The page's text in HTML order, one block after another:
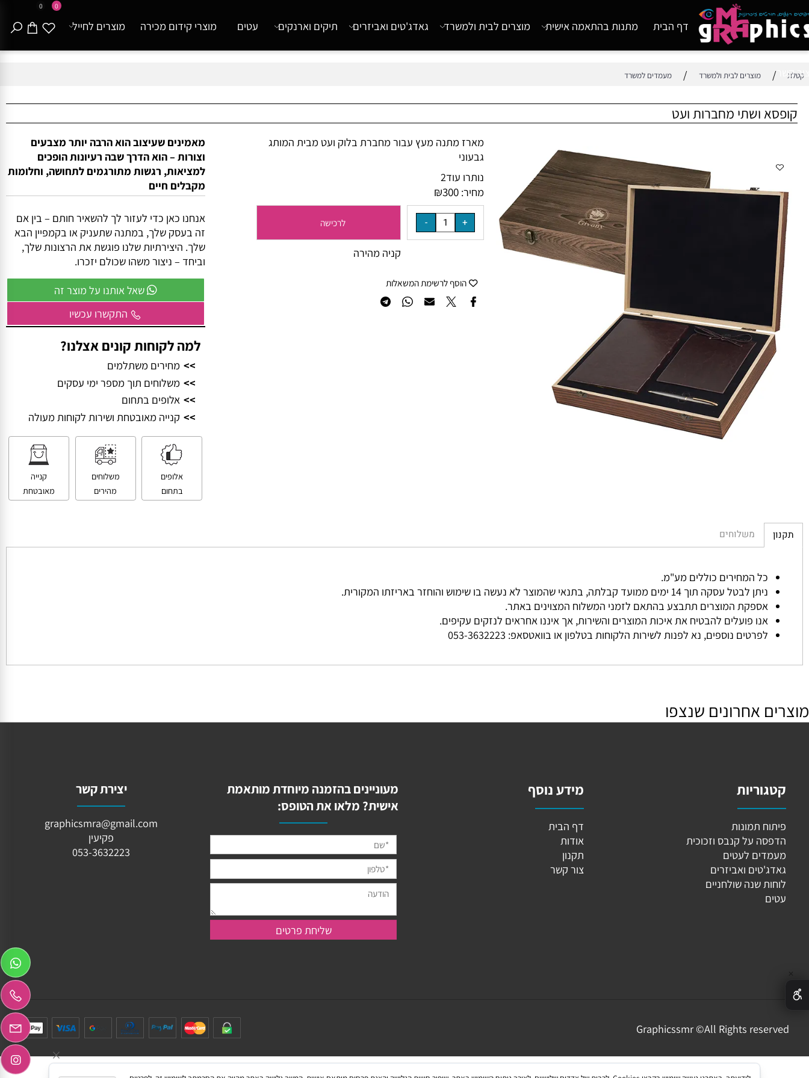
0 0
דף הבית מתנות בהתאמה אישית מוצרים לבית ולמשרד גאדג'טים ואביזרים תיקים וארנקים עטים מוצרי קידום מכירה מוצרים לחייל
מוצרים לבית ולמשרד / מעמדים למשרד
ושתי מחברות ועט
מארז מתנה מעץ עבור מחברת בלוק ועט מבית המותג
גבעוני
נותרו עוד 2
מחיר: ₪300
קניה מהירה
הוסף לרשימת המשאלות
מאמינים שעיצוב הוא הרבה יותר מצבעים
וצורות – הוא הדרך שבה רעיונות הופכים
למציאות, רגשות מתורגמים לתחושה, וחלומות
מקבלים חיים
אנחנו כאן כדי לעזור לך להשאיר חותם – בין אם
זה בעסק שלך, במתנה שתעניק או בקמפיין הבא
שלך. היצירתיות שלנו פוגשת את הרצונות שלך,
שאל אותנו על מוצר זה
התקשרו עכשיו
למה לקוחות קונים אצלנו?
>> מחירים משתלמים
>> משלוחים תוך מספר ימי עסקים
>> אלופים בתחום
>> קנייה מאובטחת ושירות לקוחות מעולה
אלופים
משלוחים
קנייה
כל המחירים כוללים מע"מ.
ניתן לבטל עסקה תוך 14 ימים ממועד קבלתה, בתנאי שהמוצר לא נעשה בו שימוש והוחזר באריזתו המקורית.
אספקת המוצרים תתבצע בהתאם לזמני המשלוח המצוינים באתר.
אנו פועלים להבטיח את איכות המוצרים והשירות, אך איננו אחראים לנזקים עקיפים.
לפרטים נוספים, נא לפנות לשירות הלקוחות בטלפון או בוואטסאפ:053-3632223
תמונות
על קנבס וזכוכית
לעטים
ואביזרים
מידע נוסף
דף הבית
אודות
מעוניינים בהזמנה מיוחדת מותאמת
אישית? מלאו את הטופס:
יצירת קשר
graphicsmra@gmail.com